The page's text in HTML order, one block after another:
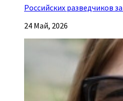
Российских разведчиков
24 Май, 2026